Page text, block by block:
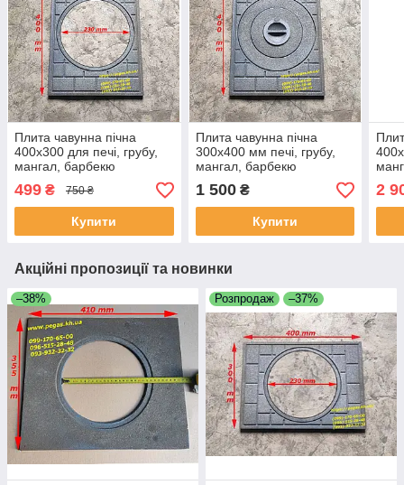
Плита чавунна пічна
400х300 для печі, грубу,
мангал, барбекю
499 ₴ 750 ₴
Купити
Плита чавунна пічна
300х400 мм печі, грубу,
мангал, барбекю
1 500₴
Купити
2
Акційні пропозиції та новинки
–38% Розпродаж –37%